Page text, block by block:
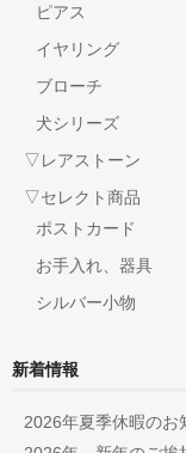
ピアス
イヤリング
ブローチ
犬シリーズ
▽レアストーン
▽セレクト商品
ポストカード
お手入れ、器具
シルバー小物
新着情報
2026年夏季休暇のお